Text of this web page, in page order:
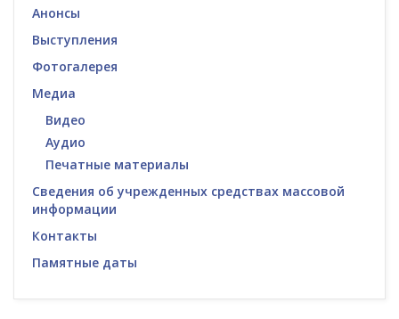
Анонсы
Выступления
Фотогалерея
Медиа
Видео
Аудио
Печатные материалы
Сведения об учрежденных средствах массовой
информации
Контакты
Памятные даты